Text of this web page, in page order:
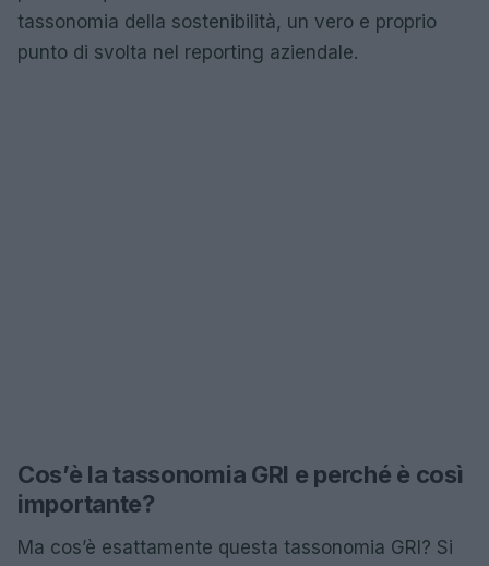
tassonomia della sostenibilità, un vero e proprio
punto di svolta nel reporting aziendale.
Cos’è la tassonomia GRI e perché è così
importante?
Ma cos’è esattamente questa tassonomia GRI? Si